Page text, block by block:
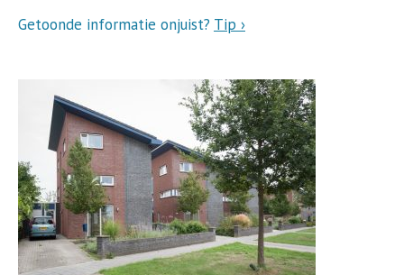
Getoonde informatie onjuist? Tip ›